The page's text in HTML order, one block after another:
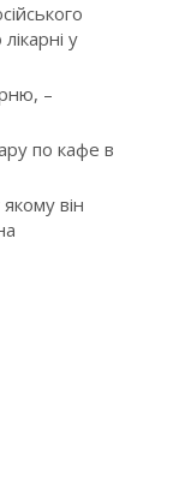
у
–
по кафе в
він